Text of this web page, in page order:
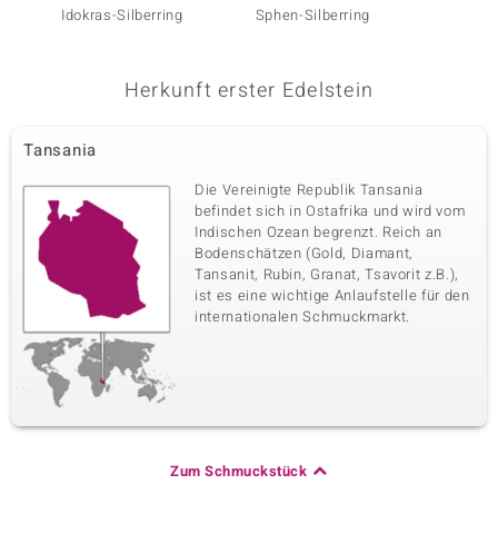
Idokras-Silberring Sphen-Silberring
Herkunft erster Edelstein
Tansania
Die Vereinigte Republik Tansania
befindet sich in Ostafrika und wird vom
Indischen Ozean begrenzt. Reich an
Bodenschätzen (Gold, Diamant,
Tansanit, Rubin, Granat, Tsavorit z.B.),
ist es eine wichtige Anlaufstelle für den
internationalen Schmuckmarkt.
Zum Schmuckstück